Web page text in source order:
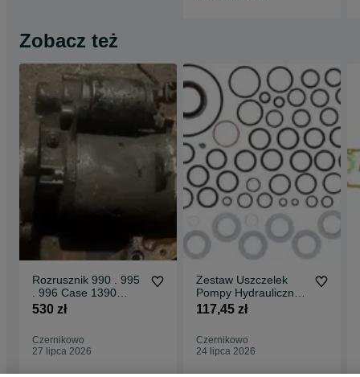
Zobacz też
Rozrusznik 990 . 995
. 996 Case 1390
Dawid Brown 1394 .
530 zł
Czernikowo
27 lipca 2026
Zestaw Uszczelek
Pompy Hydraulicznej
JOHN DEERE
117,45 zł
Czernikowo
24 lipca 2026